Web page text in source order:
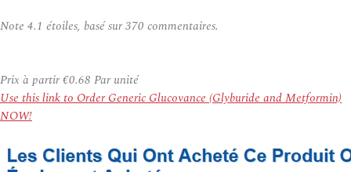
Note 4.1 étoiles, basé sur370 commentaires.
Prix à partir€0.68 Par unité
Use this link to Order Generic Glucovance (Glyburide and Metformin)
NOW!